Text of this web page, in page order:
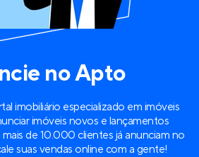
no Apto
imobiliário especializado em imóveis
imóveis novos e lançamentos
mais de 10.000 clientes já anunciam no
suas vendas online com a gente!